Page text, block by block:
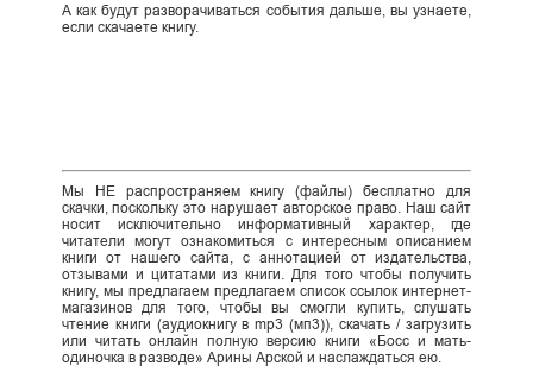
А как будут разворачиваться события дальше, вы узнаете,
если скачаете книгу.
Мы НЕ распространяем книгу (файлы) бесплатно для
скачки, поскольку это нарушает авторское право. Наш сайт
носит исключительно информативный характер, где
читатели могут ознакомиться с интересным описанием
книги от нашего сайта, с аннотацией от издательства,
отзывами и цитатами из книги. Для того чтобы получить
книгу, мы предлагаем предлагаем список ссылок интернет-
магазинов для того, чтобы вы смогли купить, слушать
чтение книги (аудиокнигу в mp3 (мп3)), скачать / загрузить
или читать онлайн полную версию книги «Босс и мать-
одиночка в разводе» Арины Арской и наслаждаться ею.